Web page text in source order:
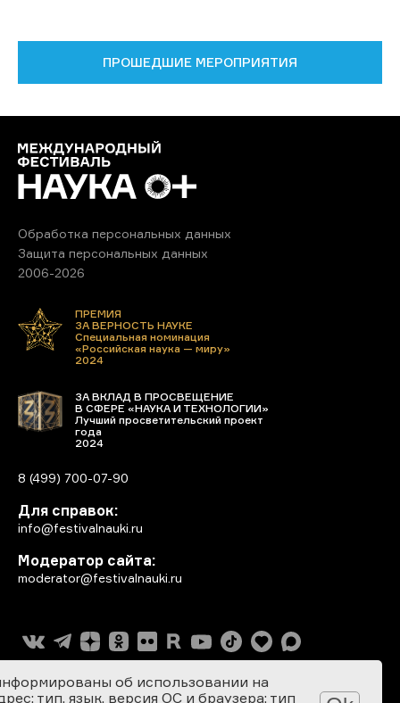
ПРОШЕДШИЕ МЕРОПРИЯТИЯ
Обработка персональных данных
Защита персональных данных
2006-2026
ПРЕМИЯ
ЗА ВЕРНОСТЬ НАУКЕ
Специальная номинация
«Российская наука — миру»
2024
ЗА ВКЛАД В ПРОСВЕЩЕНИЕ
В СФЕРЕ «НАУКА И ТЕХНОЛОГИИ»
Лучший просветительский проект
года
2024
8 (499) 700-07-90
Для справок:
info@festivalnauki.ru
Модератор сайта:
moderator@festivalnauki.ru
об использовании на
тип, язык, версия ОС и браузера; тип